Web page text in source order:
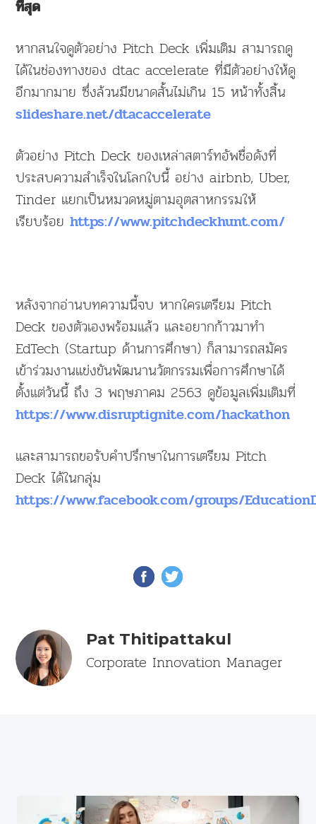
ที่สุด
หากสนใจดูตัวอย่าง Pitch Deck เพิ่มเติม สามารถดู
ได้ในช่องทางของ dtac accelerate ที่มีตัวอย่างให้ดู
อีกมากมาย ซึ่งล้วนมีขนาดสั้นไม่เกิน 15 หน้าทั้งสิ้น
slideshare.net/dtacaccelerate
ตัวอย่าง Pitch Deck ของเหล่าสตาร์ทอัพชื่อดังที่
ประสบความสำเร็จในโลกใบนี้ อย่าง airbnb, Uber,
Tinder แยกเป็นหมวดหมู่ตามอุตสาหกรรมให้
เรียบร้อยhttps://www.pitchdeckhunt.com/
หลังจากอ่านบทความนี้จบ หากใครเตรียม Pitch
Deck ของตัวเองพร้อมแล้ว และอยากก้าวมาทำ
EdTech (Startup ด้านการศึกษา) ก็สามารถสมัคร
เข้าร่วมงานแข่งขันพัฒนานวัตกรรมเพื่อการศึกษาได้
ตั้งแต่วันนี้ ถึง 3 พฤษภาคม 2563 ดูข้อมูลเพิ่มเติมที่
https://www.disruptignite.com/hackathon
และสามารถขอรับคำปรึกษาในการเตรียม Pitch
Deck ได้ในกลุ่ม
https://www.facebook.com/groups/
Pat Thitipattakul
Corporate Innovation Manager